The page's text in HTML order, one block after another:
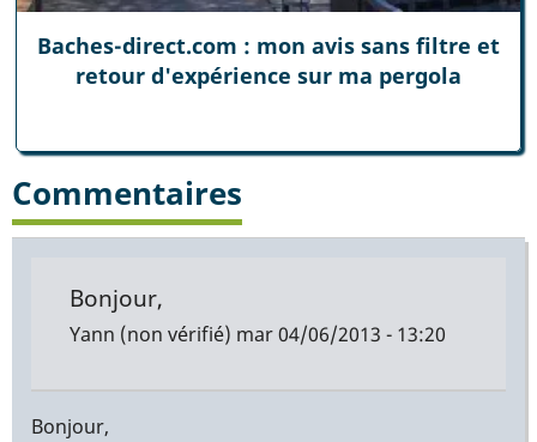
Baches-direct.com : mon avis sans filtre et
retour d'expérience sur ma pergola
Commentaires
Bonjour,
Yann (non vérifié) mar 04/06/2013 - 13:20
Bonjour,